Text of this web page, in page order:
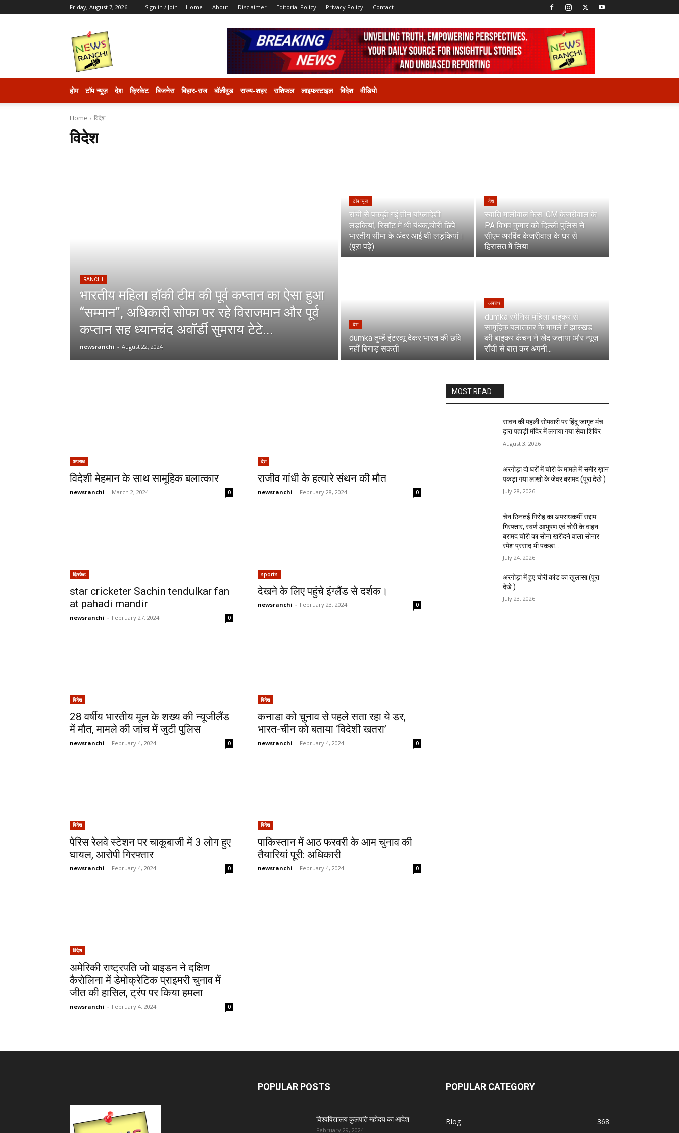
Friday, August 7, 2026 Sign in / Join Home About Disclaimer Editorial Policy Privacy Policy Contact
होम टॉप न्यूज़ देश क्रिकेट बिजनेस बिहार-राज बॉलीवुड राज्य-शहर राशिफल लाइफस्टाइल विदेश वीडियो
Home विदेश
विदेश
RANCHI
भारतीय महिला हॉकी टीम की पूर्व कप्तान का ऐसा हुआ
“सम्मान”, अधिकारी सोफा पर रहे विराजमान और पूर्व
कप्तान सह ध्यानचंद अवॉर्डी सुमराय टेटे...
newsranchi - August 22, 2024
टॉप न्यूज़
रांची से पकड़ी गई तीन बांग्लादेशी
लड़कियां, रिसॉट में थी बंधक,चोरी छिपे
भारतीय सीमा के अंदर आई थी लड़कियां।
(पूरा पढ़े)
देश
स्वाति मालीवाल केस: CM केजरीवाल के
PA विभव कुमार को दिल्ली पुलिस ने
सीएम अरविंद केजरीवाल के घर से
हिरासत में लिया
देश
dumka तुम्हें इंटरव्यू देकर भारत की छवि
नहीं बिगाड़ सकती
अपराध
dumka स्पेनिस महिला बाइकर से
सामूहिक बलात्कार के मामले में झारखंड
की बाइकर कंचन ने खेद जताया और न्यूज़
राँची से बात कर अपनी...
अपराध
विदेशी मेहमान के साथ सामूहिक बलात्कार
newsranchi - March 2, 2024 0
देश
राजीव गांधी के हत्यारे संथन की मौत
newsranchi - February 28, 2024 0
क्रिकेट
star cricketer Sachin tendulkar fan
at pahadi mandir
newsranchi - February 27, 2024 0
sports
देखने के लिए पहुंचे इंग्लैंड से दर्शक।
newsranchi - February 23, 2024 0
विदेश
28 वर्षीय भारतीय मूल के शख्य की न्यूजीलैंड
में मौत, मामले की जांच में जुटी पुलिस
newsranchi - February 4, 2024 0
विदेश
कनाडा को चुनाव से पहले सता रहा ये डर,
भारत-चीन को बताया ‘विदेशी खतरा’
newsranchi - February 4, 2024 0
विदेश
पेरिस रेलवे स्‍टेशन पर चाकूबाजी में 3 लोग हुए
घायल, आरोपी गिरफ्तार
newsranchi - February 4, 2024 0
विदेश
पाकिस्तान में आठ फरवरी के आम चुनाव की
तैयारियां पूरी: अधिकारी
newsranchi - February 4, 2024 0
विदेश
अमेरिकी राष्ट्रपति जो बाइडन ने दक्षिण
कैरोलिना में डेमोक्रेटिक प्राइमरी चुनाव में
जीत की हासिल, ट्रंप पर किया हमला
newsranchi - February 4, 2024 0
MOST READ
सावन की पहली सोमवारी पर हिंदू जागृत मंच
द्वारा पहाड़ी मंदिर में लगाया गया सेवा शिविर
August 3, 2026
अरगोड़ा दो घरों में चोरी के मामले में समीर ख़ान
पकड़ा गया लाखो के जेवर बरामद (पूरा देखे )
July 28, 2026
चेन छिनतई गिरोह का अपराधकर्मी सद्दाम
गिरफ्तार, स्वर्ण आभुषण एवं चोरी के वाहन
बरामद चोरी का सोना खरीदने वाला सोनार
रमेश प्रसाद भी पकड़ा...
July 24, 2026
अरगोड़ा में हुए चोरी कांड का खुलासा (पूरा
देखे )
July 23, 2026
POPULAR POSTS
विश्वविद्यालय कुलपति महोदय का आदेश
February 29, 2024
POPULAR CATEGORY
Blog
368